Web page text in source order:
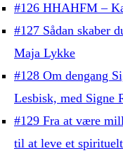
#126 HHAHFM –
#127 Sådan skaber
Maja Lykke
#128 Om dengang
Lesbisk, med Signe
#129 Fra at være
til at leve et